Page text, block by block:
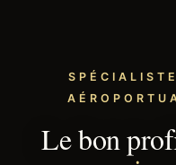
Le bon